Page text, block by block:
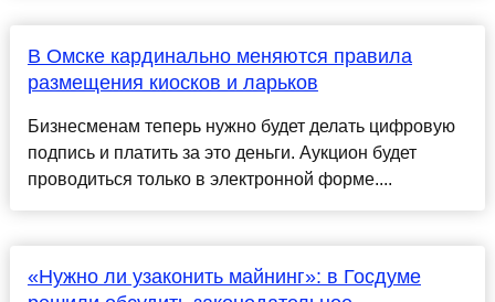
В Омске кардинально меняются правила
размещения киосков и ларьков
Бизнесменам теперь нужно будет делать цифровую
подпись и платить за это деньги. Аукцион будет
проводиться только в электронной форме....
«Нужно ли узаконить майнинг»: в Госдуме